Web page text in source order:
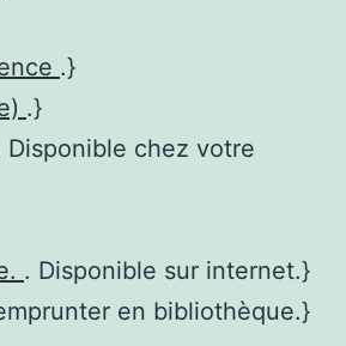
.}
.}
Disponible chez votre
. Disponible sur internet.}
en bibliothèque.}